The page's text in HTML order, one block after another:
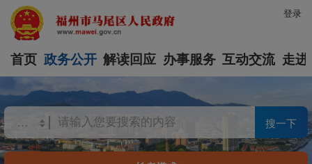
登录
首页 政务公开 解读回应 办事服务 互动交流 走进
搜一下